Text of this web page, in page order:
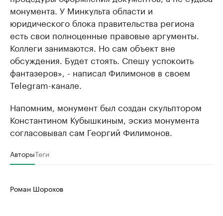
монумента. У Минкульта области и
юридического блока правительства региона
есть свои полноценные правовые аргументы.
Коллеги занимаются. Но сам объект вне
обсуждения. Будет стоять. Спешу успокоить
фантазеров», - написал Филимонов в своем
Telegram-канале.
Напомним, монумент был создан скульптором
Константином Кубышкиным, эскиз монумента
согласовывал сам Георгий Филимонов.
АвторыТеги
Роман Шорохов